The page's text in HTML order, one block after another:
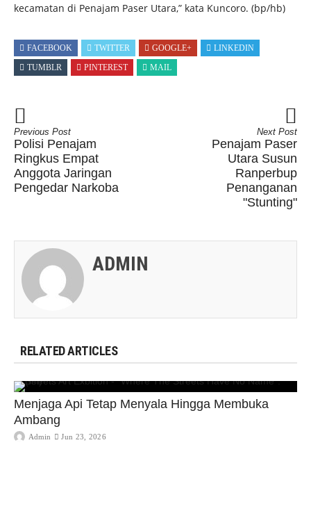
kecamatan di Penajam Paser Utara,” kata Kuncoro. (bp/hb)
FACEBOOK TWITTER GOOGLE+
LINKEDIN
TUMBLR
PINTEREST MAIL
Previous Post
Polisi Penajam
Ringkus Empat
Anggota Jaringan
Pengedar Narkoba
Next Post
Penajam Paser
Utara Susun
Ranperbup
Penanganan
"Stunting"
ADMIN
RELATED ARTICLES
Menjaga Api Tetap Menyala Hingga Membuka
Ambang
Admin Jun 23, 2026